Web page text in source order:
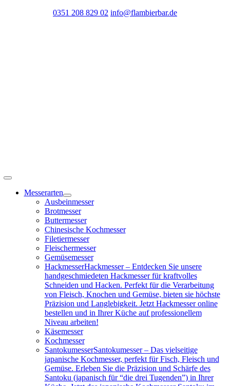
0351 208 829 02 info@flambierbar.de
Toggle
NavigationMesserarten
Ausbeinmesser
Brotmesser
Buttermesser
Chinesische Kochmesser
Filetiermesser
Fleischermesser
Gemüsemesser
HackmesserHackmesser – Entdecken Sie unsere
handgeschmiedeten Hackmesser für kraftvolles
Schneiden und Hacken. Perfekt für die Verarbeitung
von Fleisch, Knochen und Gemüse, bieten sie höchste
Präzision und Langlebigkeit. Jetzt Hackmesser online
bestellen und in Ihrer Küche auf professionellem
Niveau arbeiten!
Käsemesser
Kochmesser
SantokumesserSantokumesser – Das vielseitige
japanische Kochmesser, perfekt für Fisch, Fleisch und
Gemüse. Erleben Sie die Präzision und Schärfe des
Santoku (japanisch für “die drei Tugenden”) in Ihrer